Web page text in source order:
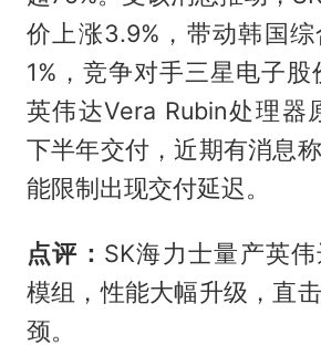
价上涨3.9%，带动韩国
1%，竞争对手三星电子股
英伟达Vera Rubin处理器
下半年交付，近期有消息
能限制出现交付延迟。
点评： SK海力士量产英
模组，性能大幅升级，直
颈。